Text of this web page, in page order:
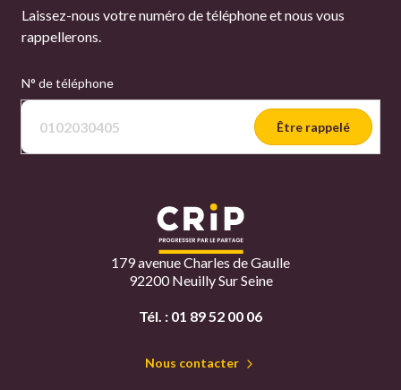
Laissez-nous votre numéro de téléphone et nous vous
rappellerons.
N° de téléphone
Être rappelé
179 avenue Charles de Gaulle
92200 Neuilly Sur Seine
Tél. : 01 89 52 00 06
Nous contacter